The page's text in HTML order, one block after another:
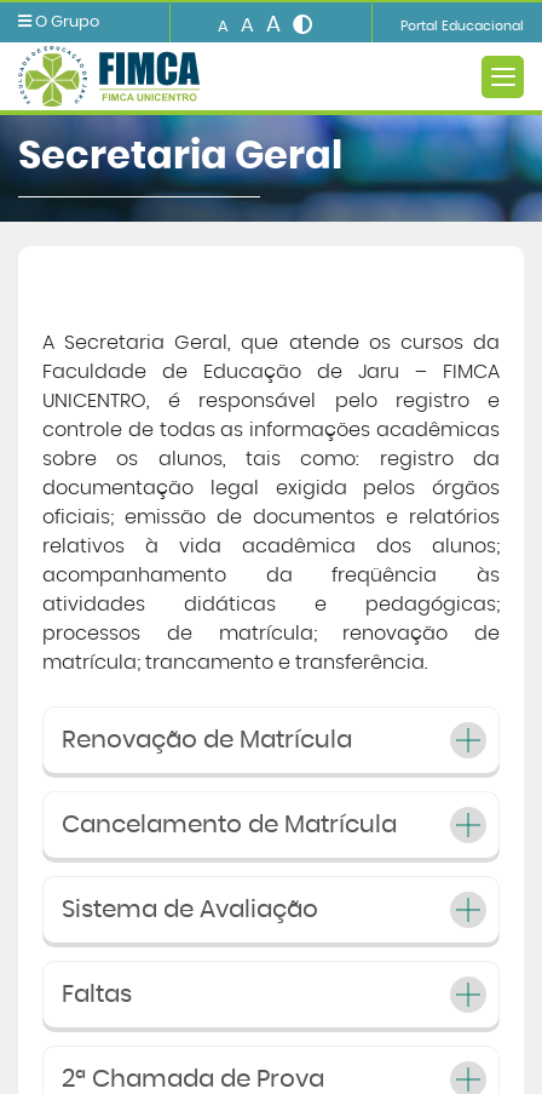
O Grupo A A A Portal Educacional
Cursos de Graduação
Cursos dePós e Extensão
Bolsas e Benefícios
Informações e Serviços
Biblioteca
Imprensa
Central de Atendimento
Secretaria Geral
A Secretaria Geral, que atende os cursos da
Faculdade de Educação de Jaru – FIMCA
UNICENTRO, é responsável pelo registro e
controle de todas as informações acadêmicas
sobre os alunos, tais como: registro da
documentação legal exigida pelos órgãos
oficiais; emissão de documentos e relatórios
relativos à vida acadêmica dos alunos;
acompanhamento da freqüência às
atividades didáticas e pedagógicas;
processos de matrícula; renovação de
matrícula; trancamento e transferência.
Renovação de Matrícula
Cancelamento de Matrícula
Sistema de Avaliação
Faltas
2ª Chamada de Prova